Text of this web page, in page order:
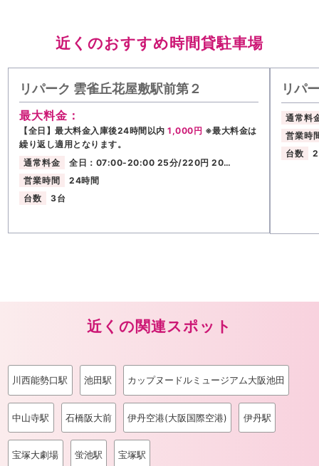
近くのおすすめ時間貸駐車場
リパーク 雲雀丘花屋敷駅前第２
最大料金：
【全日】最大料金入庫後24時間以内1,000円 ※最大料金は
繰り返し適用となります。
通常料金
全日：07:00-20:00 25分/220円 20…
営業時間
24時間
台数
3台
リパ
通常料
営業時
台数
近くの関連スポット
川西能勢口駅 池田駅 カップヌードルミュージアム大阪池田
中山寺駅 石橋阪大前 伊丹空港(大阪国際空港) 伊丹駅
宝塚大劇場 蛍池駅 宝塚駅